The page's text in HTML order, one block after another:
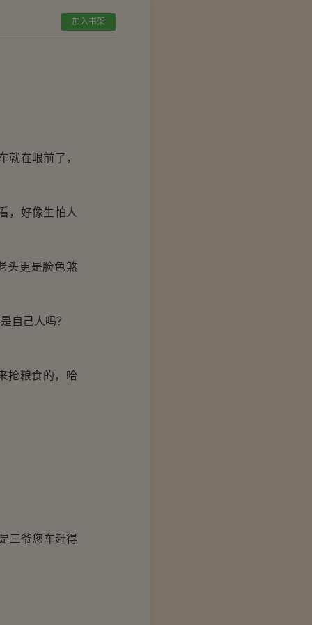
加入书架
就在眼前了，
，好像生怕人
头更是脸色煞
自己人吗？
抢粮食的，哈
三爷您车赶得